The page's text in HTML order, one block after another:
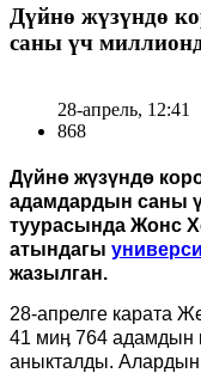
Дүйнө жүзүндө
саны үч
28-апрель, 12:41
868
Дүйнө жүзүндө
адамдардын саны
туурасында Жонс
атындагы
жазылган.
28-апрелге карата
41 миӊ 764 адамдын
аныкталды.